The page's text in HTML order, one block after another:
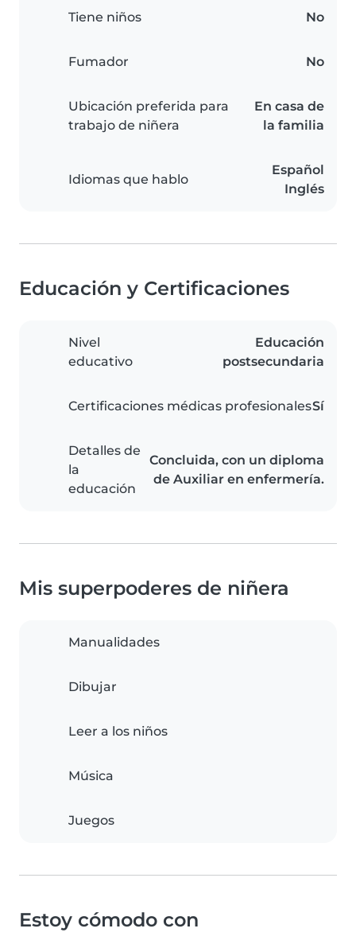
Tiene niños No
Fumador No
Ubicación preferida para
trabajo de niñera
En casa de
la familia
Idiomas que hablo
Español
Inglés
Educación y Certificaciones
Nivel
educativo
Educación
postsecundaria
Certificaciones médicas profesionalesSí
Detalles de
la
educación
Concluida, con un diploma
de Auxiliar en enfermería.
Mis superpoderes de niñera
Manualidades
Dibujar
Leer a los niños
Música
Juegos
Estoy cómodo con